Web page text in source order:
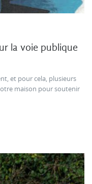
la voie publique
et pour cela, plusieurs
maison pour soutenir